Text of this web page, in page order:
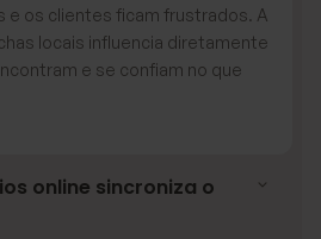
e os clientes ficam frustrados. A
locais influencia diretamente
e se confiam no que
online sincroniza o